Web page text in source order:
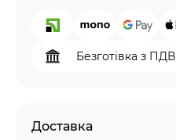
Безготівка з ПДВ
Доставка